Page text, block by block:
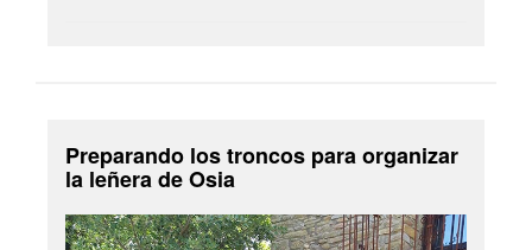
Preparando los troncos para organizar
la leñera de Osia